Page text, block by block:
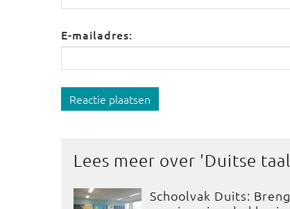
E-mailadres:
Reactie plaatsen
Lees meer over 'Duitse taal
Schoolvak Duits: Breng